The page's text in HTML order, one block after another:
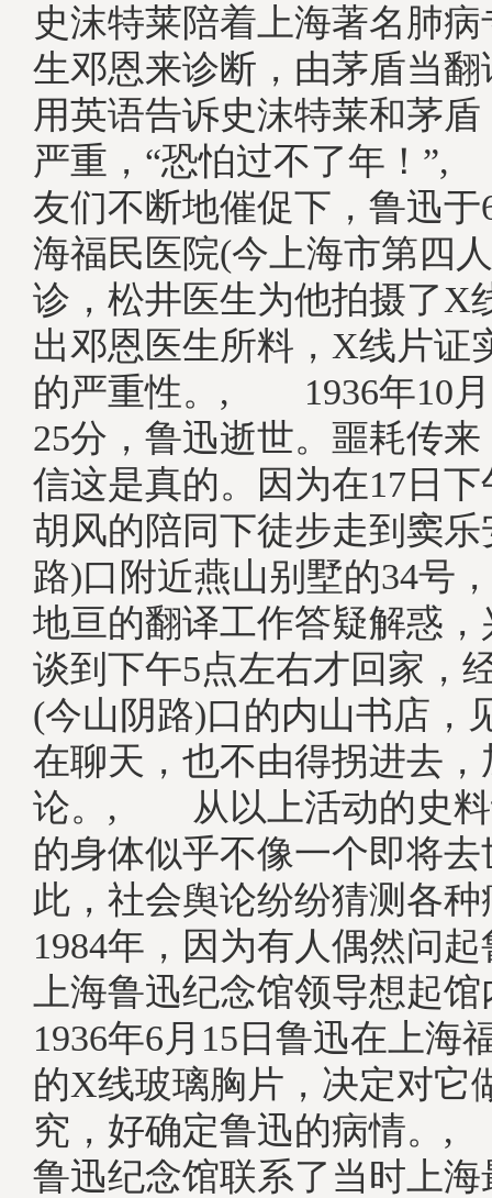
史沫特莱陪着上海著名肺
生邓恩来诊断，由茅盾当
用英语告诉史沫特莱和茅
严重，“恐怕过不了年！
友们不断地催促下，鲁迅于
海福民医院(今上海市第四
诊，松井医生为他拍摄了X
出邓恩医生所料，X线片证
的严重性。, 1936年10月
25分，鲁迅逝世。噩耗传
信这是真的。因为在17日
胡风的陪同下徒步走到窦
路)口附近燕山别墅的34号
地亘的翻译工作答疑解惑
谈到下午5点左右才回家，
(今山阴路)口的内山书店，
在聊天，也不由得拐进去
论。, 从以上活动的史料
的身体似乎不像一个即将
此，社会舆论纷纷猜测
1984年，因为有人偶然问
上海鲁迅纪念馆领导想起
1936年6月15日鲁迅在上海
的X线玻璃胸片，决定对它
究，好确定鲁迅的病情
鲁迅纪念馆联系了当时上